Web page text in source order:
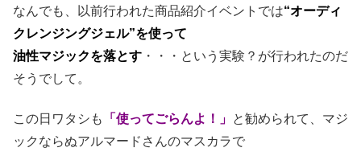
なんでも、以前行われた商品紹介イベントでは“オーディ
クレンジングジェル”を使って
油性マジックを落とす ・・・という実験？が行われたのだ
そうでして。
この日ワタシも 「使ってごらんよ！」 と勧められて、マジ
ックならぬアルマードさんのマスカラで